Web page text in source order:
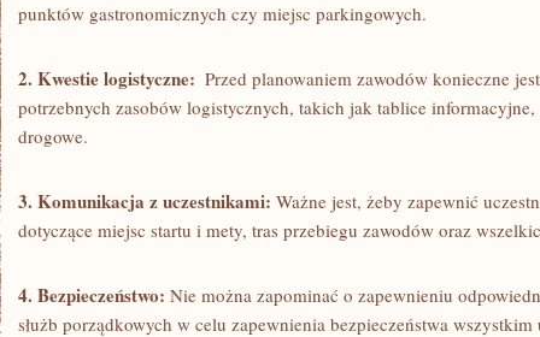
punktów ‌gastronomicznych czy miejsc parkingowych.
2. Kwestie logistyczne:
Przed planowaniem zawodów‌ konieczne
potrzebnych zasobów‌ logistycznych,⁤ takich ​jak tablice
drogowe.
3. Komunikacja z uczestnikami: Ważne jest,​ żeby⁤ zapewnić
dotyczące⁤ miejsc startu i mety, ⁢tras przebiegu zawodów oraz
4. Bezpieczeństwo: Nie ‌można⁣ zapominać ‌o zapewnieniu
służb porządkowych​ w celu zapewnienia bezpieczeństwa